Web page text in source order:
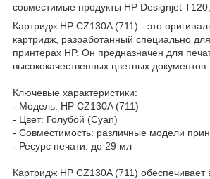
cовместимые продукты HP Designjet
Картридж HP CZ130A (711) - это
картридж, разработанный специально
принтерах HP. Он предназначен для
высококачественных цветных документов.
Ключевые характеристики:
- Модель: HP CZ130A (711)
- Цвет: Голубой (Cyan)
- Совместимость: различные модели
- Ресурс печати: до 29 мл
Картридж HP CZ130A (711) обеспечивает